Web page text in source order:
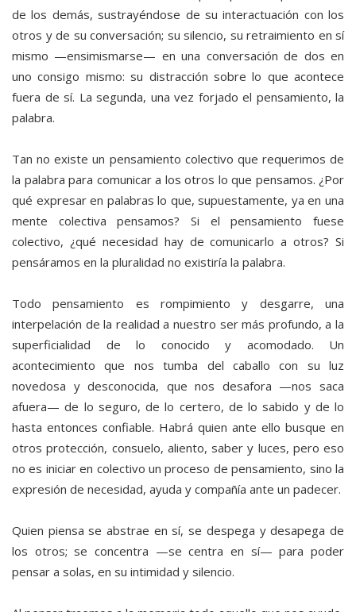
de los demás, sustrayéndose de su interactuación con los
otros y de su conversación; su silencio, su retraimiento en sí
mismo —ensimismarse— en una conversación de dos en
uno consigo mismo: su distracción sobre lo que acontece
fuera de sí. La segunda, una vez forjado el pensamiento, la
palabra.
Tan no existe un pensamiento colectivo que requerimos de
la palabra para comunicar a los otros lo que pensamos. ¿Por
qué expresar en palabras lo que, supuestamente, ya en una
mente colectiva pensamos? Si el pensamiento fuese
colectivo, ¿qué necesidad hay de comunicarlo a otros? Si
pensáramos en la pluralidad no existiría la palabra.
Todo pensamiento es rompimiento y desgarre, una
interpelación de la realidad a nuestro ser más profundo, a la
superficialidad de lo conocido y acomodado. Un
acontecimiento que nos tumba del caballo con su luz
novedosa y desconocida, que nos desafora —nos saca
afuera— de lo seguro, de lo certero, de lo sabido y de lo
hasta entonces confiable. Habrá quien ante ello busque en
otros protección, consuelo, aliento, saber y luces, pero eso
no es iniciar en colectivo un proceso de pensamiento, sino la
expresión de necesidad, ayuda y compañía ante un padecer.
Quien piensa se abstrae en sí, se despega y desapega de
los otros; se concentra —se centra en sí— para poder
pensar a solas, en su intimidad y silencio.